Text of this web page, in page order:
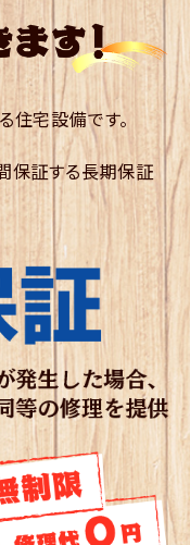
住宅設備です。
保証する長期保証